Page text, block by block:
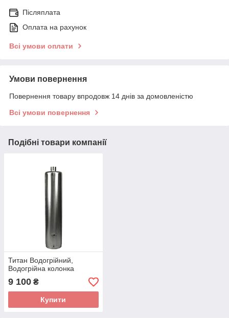
Післяплата
Оплата на рахунок
Всі умови оплати
Умови повернення
Повернення товару впродовж 14 днів за домовленістю
Всі умови повернення
Подібні товари компанії
Титан Водогрійний,
Водогрійна колонка
9 100 ₴
Купити